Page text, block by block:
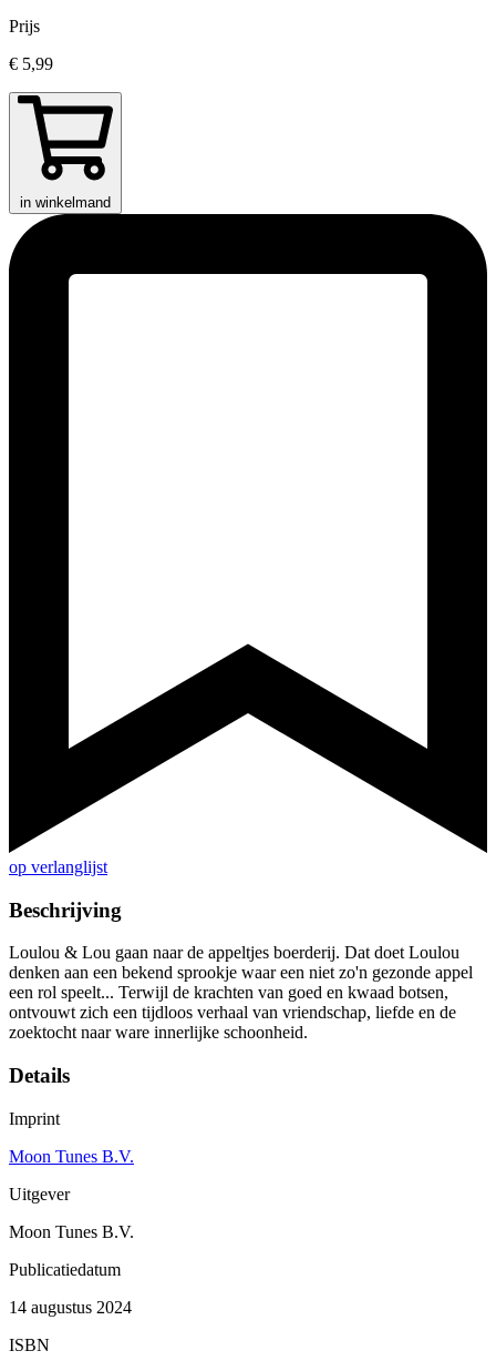
Prijs
€ 5,99
in winkelmand
op verlanglijst
Beschrijving
Loulou & Lou gaan naar de appeltjes boerderij. Dat doet Loulou
denken aan een bekend sprookje waar een niet zo'n gezonde appel
een rol speelt... Terwijl de krachten van goed en kwaad botsen,
ontvouwt zich een tijdloos verhaal van vriendschap, liefde en de
zoektocht naar ware innerlijke schoonheid.
Details
Imprint
Moon Tunes B.V.
Uitgever
Moon Tunes B.V.
Publicatiedatum
14 augustus 2024
ISBN